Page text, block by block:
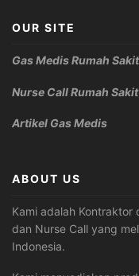
OUR SITE
Gas Medis Rumah Sakit
Nurse Call Rumah Sakit
Artikel Gas Medis
ABOUT US
Kami adalah Kontraktor
dan Nurse Call yang
Indonesia.